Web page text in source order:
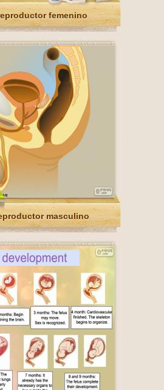
femenino
masculino